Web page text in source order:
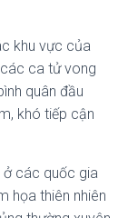
khu vực của
các ca tử vong
quân đầu
khó tiếp cận
ở các quốc gia
họa thiên nhiên